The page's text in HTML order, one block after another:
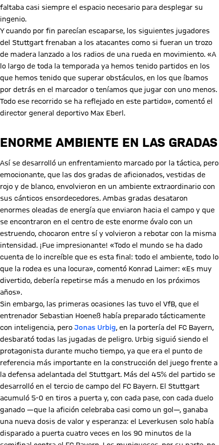
faltaba casi siempre el espacio necesario para desplegar su
ingenio.
Y cuando por fin parecían escaparse, los siguientes jugadores
del Stuttgart frenaban a los atacantes como si fueran un trozo
de madera lanzado a los radios de una rueda en movimiento. «A
lo largo de toda la temporada ya hemos tenido partidos en los
que hemos tenido que superar obstáculos, en los que íbamos
por detrás en el marcador o teníamos que jugar con uno menos.
Todo ese recorrido se ha reflejado en este partido», comentó el
director general deportivo Max Eberl.
ENORME AMBIENTE EN LAS GRADAS
Así se desarrolló un enfrentamiento marcado por la táctica, pero
emocionante, que las dos gradas de aficionados, vestidas de
rojo y de blanco, envolvieron en un ambiente extraordinario con
sus cánticos ensordecedores. Ambas gradas desataron
enormes oleadas de energía que enviaron hacia el campo y que
se encontraron en el centro de este enorme óvalo con un
estruendo, chocaron entre sí y volvieron a rebotar con la misma
intensidad. ¡Fue impresionante! «Todo el mundo se ha dado
cuenta de lo increíble que es esta final: todo el ambiente, todo lo
que la rodea es una locura», comentó Konrad Laimer: «Es muy
divertido, debería repetirse más a menudo en los próximos
años».
Sin embargo, las primeras ocasiones las tuvo el VfB, que el
entrenador Sebastian Hoeneß había preparado tácticamente
con inteligencia, pero Jonas Urbig, en la portería del FC Bayern,
desbarató todas las jugadas de peligro. Urbig siguió siendo el
protagonista durante mucho tiempo, ya que era el punto de
referencia más importante en la construcción del juego frente a
la defensa adelantada del Stuttgart. Más del 45% del partido se
desarrolló en el tercio de campo del FC Bayern. El Stuttgart
acumuló 5-0 en tiros a puerta y, con cada pase, con cada duelo
ganado —que la afición celebraba casi como un gol—, ganaba
una nueva dosis de valor y esperanza: el Leverkusen solo había
disparado a puerta cuatro veces en los 90 minutos de la